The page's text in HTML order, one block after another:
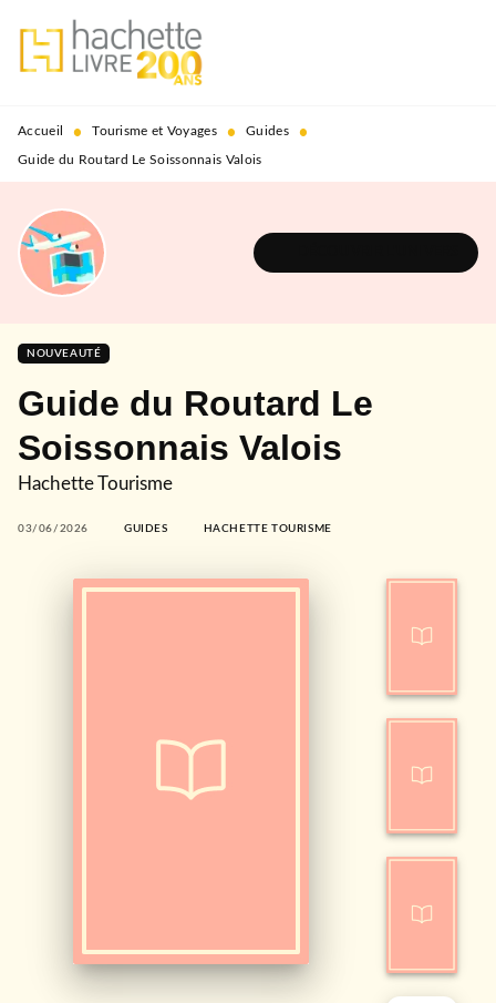
MENU RECHERCHE
PIED DE PAGE
Accueil • Tourisme et Voyages • Guides •
Guide du Routard Le Soissonnais Valois
NOUVEAUTÉ
Guide du Routard Le
Soissonnais Valois
Hachette Tourisme
03/06/2026 GUIDES HACHETTE TOURISME